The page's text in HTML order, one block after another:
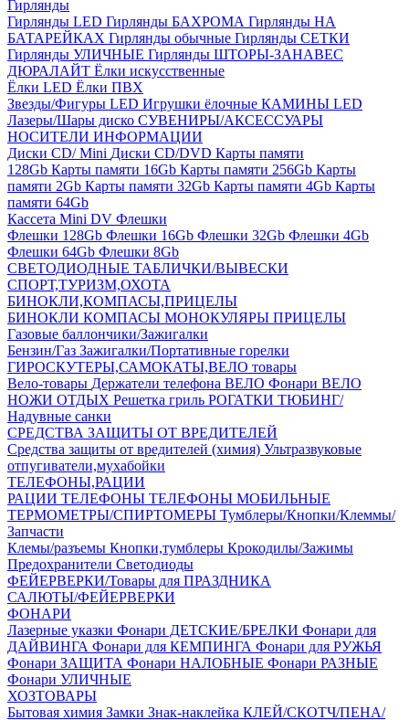
Гирлянды
Гирлянды LED Гирлянды БАХРОМА Гирлянды НА
БАТАРЕЙКАХ Гирлянды обычные Гирлянды СЕТКИ
Гирлянды УЛИЧНЫЕ Гирлянды ШТОРЫ-ЗАНАВЕС
ДЮРАЛАЙТ Ёлки искусственные
Ёлки LED Ёлки ПВХ
Звезды/Фигуры LED Игрушки ёлочные КАМИНЫ LED
Лазеры/Шары диско СУВЕНИРЫ/АКСЕССУАРЫ
НОСИТЕЛИ ИНФОРМАЦИИ
Диски CD/ Mini Диски CD/DVD Карты памяти
128Gb Карты памяти 16Gb Карты памяти 256Gb Карты
памяти 2Gb Карты памяти 32Gb Карты памяти 4Gb Карты
памяти 64Gb
Кассета Mini DV Флешки
Флешки 128Gb Флешки 16Gb Флешки 32Gb Флешки 4Gb
Флешки 64Gb Флешки 8Gb
СВЕТОДИОДНЫЕ ТАБЛИЧКИ/ВЫВЕСКИ
СПОРТ,ТУРИЗМ,ОХОТА
БИНОКЛИ,КОМПАСЫ,ПРИЦЕЛЫ
БИНОКЛИ КОМПАСЫ МОНОКУЛЯРЫ ПРИЦЕЛЫ
Газовые баллончики/Зажигалки
Бензин/Газ Зажигалки/Портативные горелки
ГИРОСКУТЕРЫ,САМОКАТЫ,ВЕЛО товары
Вело-товары Держатели телефона ВЕЛО Фонари ВЕЛО
НОЖИ ОТДЫХ Решетка гриль РОГАТКИ ТЮБИНГ/
Надувные санки
СРЕДСТВА ЗАЩИТЫ ОТ ВРЕДИТЕЛЕЙ
Средства защиты от вредителей (химия) Ультразвуковые
отпугиватели,мухабойки
ТЕЛЕФОНЫ,РАЦИИ
РАЦИИ ТЕЛЕФОНЫ ТЕЛЕФОНЫ МОБИЛЬНЫЕ
ТЕРМОМЕТРЫ/СПИРТОМЕРЫ Тумблеры/Кнопки/Клеммы/
Запчасти
Клемы/разъемы Кнопки,тумблеры Крокодилы/Зажимы
Предохранители Светодиоды
ФЕЙЕРВЕРКИ/Товары для ПРАЗДНИКА
САЛЮТЫ/ФЕЙЕРВЕРКИ
ФОНАРИ
Лазерные указки Фонари ДЕТСКИЕ/БРЕЛКИ Фонари для
ДАЙВИНГА Фонари для КЕМПИНГА Фонари для РУЖЬЯ
Фонари ЗАЩИТА Фонари НАЛОБНЫЕ Фонари РАЗНЫЕ
Фонари УЛИЧНЫЕ
ХОЗТОВАРЫ
Бытовая химия Замки Знак-наклейка КЛЕЙ/СКОТЧ/ПЕНА/